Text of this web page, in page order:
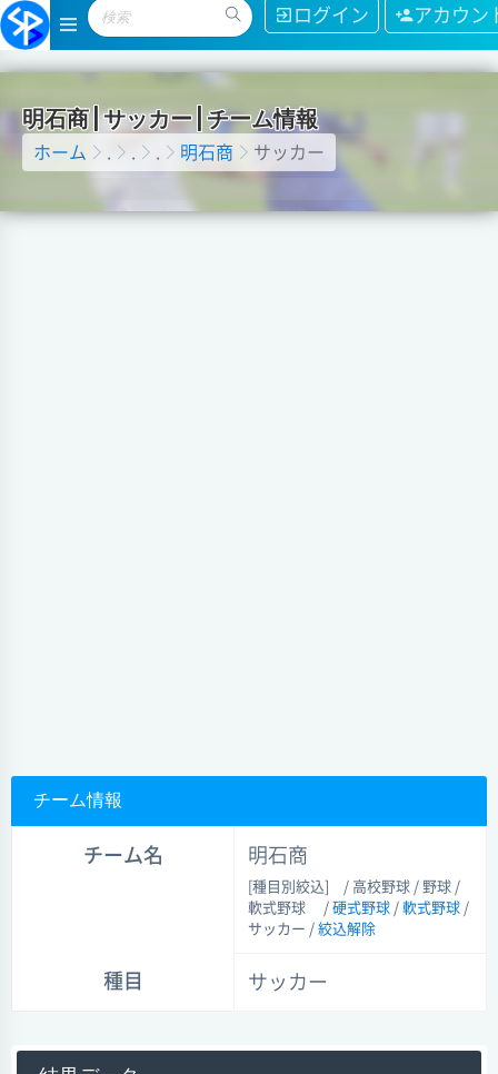
ログイン アカウン
明石商 サッカー チーム情報
ホーム 明石商 サッカー
チーム情報
チーム名 明石商
[種目別絞込]
/ 高校野球 / 野球 /
軟式野球 / 硬式野球 / 軟式野球 /
サッカー / 絞込解除
種目 サッカー